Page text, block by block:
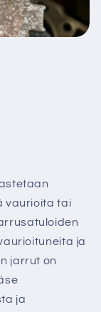
vaurioita tai
ja
jarrut on
ja